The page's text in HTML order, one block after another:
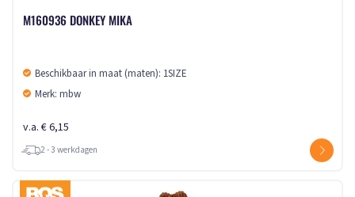
M160936 DONKEY MIKA
Beschikbaar in maat (maten): 1SIZE
Merk: mbw
v.a. € 6,15
2 - 3 werkdagen